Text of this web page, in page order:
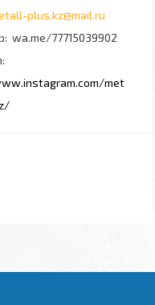
plus.kz@mail.ru
wa.me/77715039902
met